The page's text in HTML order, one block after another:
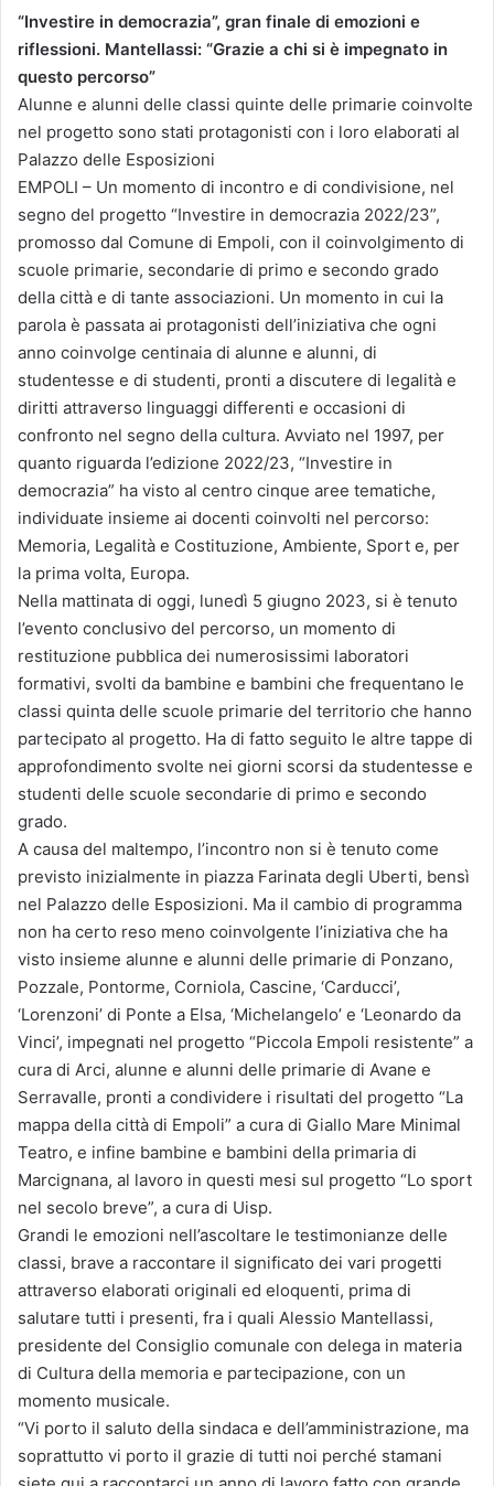
“Investire in democrazia”, gran finale di emozioni e
riflessioni. Mantellassi: “Grazie a chi si è impegnato in
questo percorso”
Alunne e alunni delle classi quinte delle primarie coinvolte
nel progetto sono stati protagonisti con i loro elaborati al
Palazzo delle Esposizioni
EMPOLI – Un momento di incontro e di condivisione, nel
segno del progetto “Investire in democrazia 2022/23”,
promosso dal Comune di Empoli, con il coinvolgimento di
scuole primarie, secondarie di primo e secondo grado
della città e di tante associazioni. Un momento in cui la
parola è passata ai protagonisti dell’iniziativa che ogni
anno coinvolge centinaia di alunne e alunni, di
studentesse e di studenti, pronti a discutere di legalità e
diritti attraverso linguaggi differenti e occasioni di
confronto nel segno della cultura. Avviato nel 1997, per
quanto riguarda l’edizione 2022/23, “Investire in
democrazia” ha visto al centro cinque aree tematiche,
individuate insieme ai docenti coinvolti nel percorso:
Memoria, Legalità e Costituzione, Ambiente, Sport e, per
la prima volta, Europa.
Nella mattinata di oggi, lunedì 5 giugno 2023, si è tenuto
l’evento conclusivo del percorso, un momento di
restituzione pubblica dei numerosissimi laboratori
formativi, svolti da bambine e bambini che frequentano le
classi quinta delle scuole primarie del territorio che hanno
partecipato al progetto. Ha di fatto seguito le altre tappe di
approfondimento svolte nei giorni scorsi da studentesse e
studenti delle scuole secondarie di primo e secondo
grado.
A causa del maltempo, l’incontro non si è tenuto come
previsto inizialmente in piazza Farinata degli Uberti, bensì
nel Palazzo delle Esposizioni. Ma il cambio di programma
non ha certo reso meno coinvolgente l’iniziativa che ha
visto insieme alunne e alunni delle primarie di Ponzano,
Pozzale, Pontorme, Corniola, Cascine, ‘Carducci’,
‘Lorenzoni’ di Ponte a Elsa, ‘Michelangelo’ e ‘Leonardo da
Vinci’, impegnati nel progetto “Piccola Empoli resistente” a
cura di Arci, alunne e alunni delle primarie di Avane e
Serravalle, pronti a condividere i risultati del progetto “La
mappa della città di Empoli” a cura di Giallo Mare Minimal
Teatro, e infine bambine e bambini della primaria di
Marcignana, al lavoro in questi mesi sul progetto “Lo sport
nel secolo breve”, a cura di Uisp.
Grandi le emozioni nell’ascoltare le testimonianze delle
classi, brave a raccontare il significato dei vari progetti
attraverso elaborati originali ed eloquenti, prima di
salutare tutti i presenti, fra i quali Alessio Mantellassi,
presidente del Consiglio comunale con delega in materia
di Cultura della memoria e partecipazione, con un
momento musicale.
“Vi porto il saluto della sindaca e dell’amministrazione, ma
soprattutto vi porto il grazie di tutti noi perché stamani